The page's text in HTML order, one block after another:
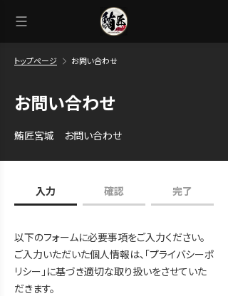
トップページ お問い合わせ
お問い合わせ
鮪匠宮城 お問い合わせ
入力 確認 完了
以下のフォームに必要事項をご入力ください。
ご入力いただいた個人情報は、「プライバシーポ
リシー」に基づき適切な取り扱いをさせていた
だきます。